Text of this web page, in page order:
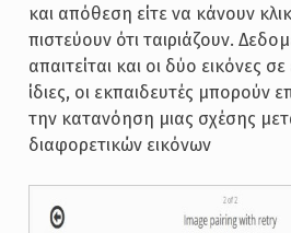
και απόθεση είτε να κάνουν
πιστεύουν ότι ταιριάζουν.
απαιτείται και οι δύο εικόνες σε
ίδιες, οι εκπαιδευτές μπορούν
την κατανόηση μιας σχέσης
διαφορετικών εικόνων